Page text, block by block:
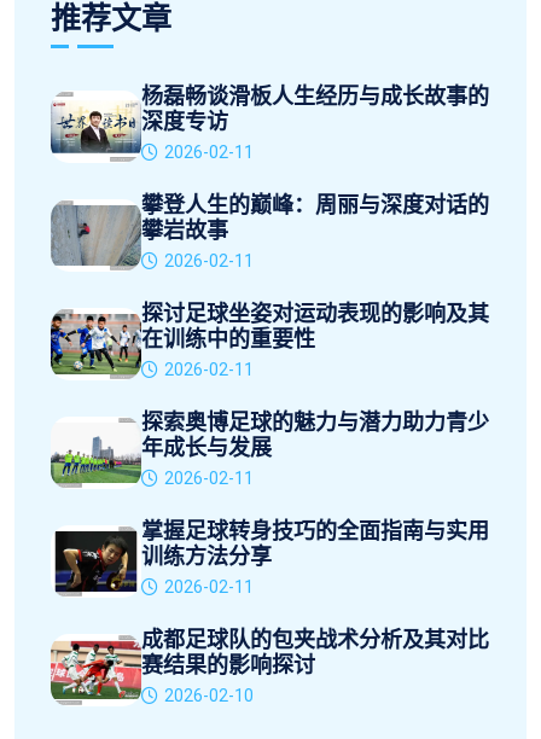
推荐文章
杨磊畅谈滑板人生经历与成长故事的
深度专访
2026-02-11
攀登人生的巅峰：周丽与深度对话的
攀岩故事
2026-02-11
探讨足球坐姿对运动表现的影响及其
在训练中的重要性
2026-02-11
探索奥博足球的魅力与潜力助力青少
年成长与发展
2026-02-11
掌握足球转身技巧的全面指南与实用
训练方法分享
2026-02-11
成都足球队的包夹战术分析及其对比
赛结果的影响探讨
2026-02-10